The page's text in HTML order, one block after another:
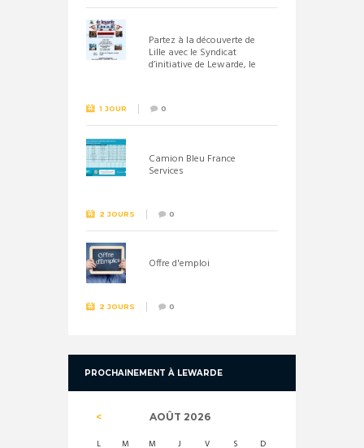
Partez à la découverte de
Lille avec le Syndicat
d’initiative de Lewarde, le
1 JOUR 0
Camion Bleu France
Services
2 JOURS 0
Offre d'emploi
2 JOURS 0
PROCHAINEMENT À LEWARDE
AOÛT 2026
L M M J V S D